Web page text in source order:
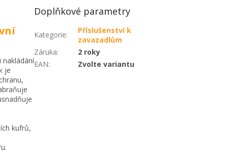
nakládání
je
kufrů,
Doplňkové parametry
Kategorie:
Příslušenství k
zavazadlům
Záruka:
2 roky
EAN: Zvolte variantu